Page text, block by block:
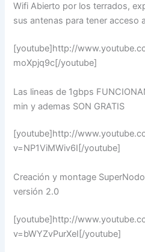
Wifi Abierto por los terrados,
sus antenas para tener acceso
[youtube]http://
moXpjq9c[/youtube]
Las lineas de 1gbps
min y ademas SON GRATIS
[youtube]http://
v=NP1ViMWiv6I[/youtube]
Creación y montage
versión 2.0
[youtube]http://
v=bWYZvPurXeI[/youtube]